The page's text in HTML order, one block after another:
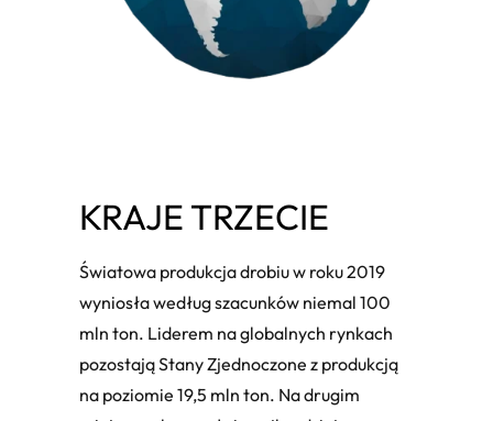
KRAJE TRZECIE
Światowa produkcja drobiu w roku 2019
wyniosła według szacunków niemal 100
mln ton. Liderem na globalnych rynkach
pozostają Stany Zjednoczone z produkcją
na poziomie 19,5 mln ton. Na drugim